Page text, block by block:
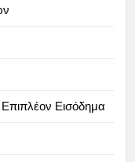
Εισόδημα